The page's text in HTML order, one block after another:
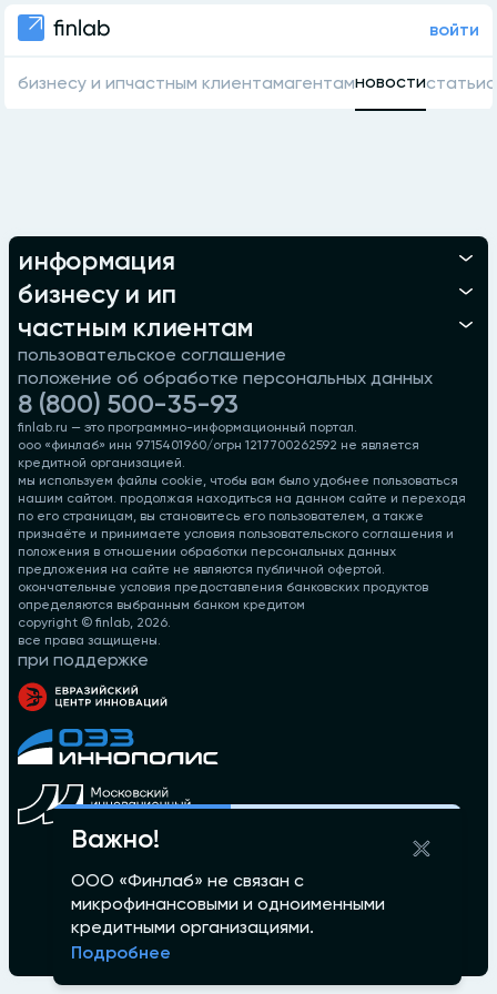
войти
бизнесу и ипчастным клиентамагентамновостистатьи
информация
бизнесу и ип
частным клиентам
пользовательское соглашение
положение об обработке персональных данных
8 (800) 500-35-93
finlab.ru — это программно-информационный портал.
ооо «финлаб» инн 9715401960/огрн 1217700262592 не является
кредитной организацией.
мы используем файлы cookie, чтобы вам было удобнее пользоваться
нашим сайтом. продолжая находиться на данном сайте и переходя
по его страницам, вы становитесь его пользователем, а также
признаёте и принимаете условия пользовательского соглашения и
положения в отношении обработки персональных данных
предложения на сайте не являются публичной офертой.
окончательные условия предоставления банковских продуктов
определяются выбранным банком кредитом
copyright © finlab, 2026.
все права защищены.
при поддержке
Важно!
ООО «Финлаб» не связан с
микрофинансовыми и одноименными
кредитными организациями.
Подробнее